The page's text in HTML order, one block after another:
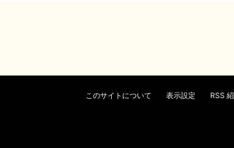
このサイトについて 表示設定 RSS